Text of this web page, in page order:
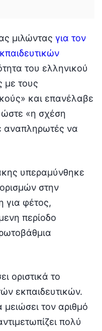
μιλώντας για τον
του ελληνικού
με τους
και επανέλαβε
ώστε «η σχέση
αναπληρωτές να
υπεραμύνθηκε
στην
για φέτος,
περίοδο
οριστικά το
εκπαιδευτικών.
τον αριθμό
πολύ